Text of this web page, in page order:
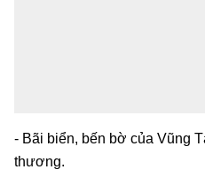
- Bãi biển, bến bờ của Vũng
thương.